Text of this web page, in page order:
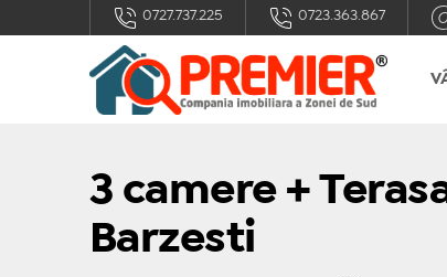
0727.737.225 0723.363.867
3 camere +
Barzesti